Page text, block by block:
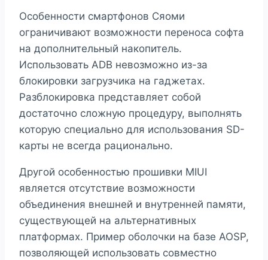
Особенности смартфонов Сяоми
ограничивают возможности переноса софта
на дополнительный накопитель.
Использовать ADB невозможно из-за
блокировки загрузчика на гаджетах.
Разблокировка представляет собой
достаточно сложную процедуру, выполнять
которую специально для использования SD-
карты не всегда рационально.
Другой особенностью прошивки MIUI
является отсутствие возможности
объединения внешней и внутренней памяти,
существующей на альтернативных
платформах. Пример оболочки на базе AOSP,
позволяющей использовать совместно